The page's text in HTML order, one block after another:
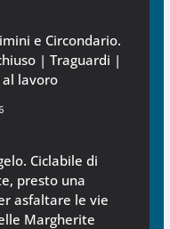
e Circondario.
| Traguardi |
lavoro
Ciclabile di
presto una
asfaltare le vie
Margherite